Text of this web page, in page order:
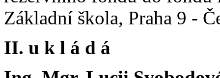
Základní škola, Praha 9 -
II. u k l á d á